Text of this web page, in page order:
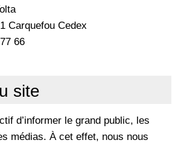
Carquefou Cedex
66
site
d’informer le grand public, les
médias. À cet effet, nous nous